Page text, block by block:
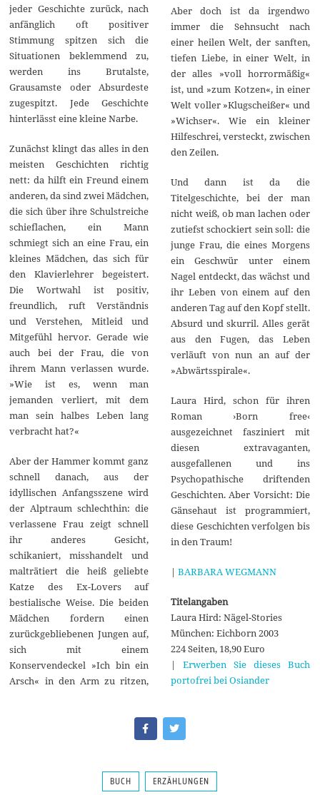
jeder Geschichte zurück, nach
anfänglich oft positiver
Stimmung spitzen sich die
Situationen beklemmend zu,
werden ins Brutalste,
Grausamste oder Absurdeste
zugespitzt. Jede Geschichte
hinterlässt eine kleine Narbe.
Zunächst klingt das alles in den
meisten Geschichten richtig
nett: da hilft ein Freund einem
anderen, da sind zwei Mädchen,
die sich über ihre Schulstreiche
schieflachen, ein Mann
schmiegt sich an eine Frau, ein
kleines Mädchen, das sich für
den Klavierlehrer begeistert.
Die Wortwahl ist positiv,
freundlich, ruft Verständnis
und Verstehen, Mitleid und
Mitgefühl hervor. Gerade wie
auch bei der Frau, die von
ihrem Mann verlassen wurde.
»Wie ist es, wenn man
jemanden verliert, mit dem
man sein halbes Leben lang
verbracht hat?«
Aber der Hammer kommt ganz
schnell danach, aus der
idyllischen Anfangsszene wird
der Alptraum schlechthin: die
verlassene Frau zeigt schnell
ihr anderes Gesicht,
schikaniert, misshandelt und
malträtiert die heiß geliebte
Katze des Ex-Lovers auf
bestialische Weise. Die beiden
Mädchen fordern einen
zurückgebliebenen Jungen auf,
sich mit einem
Konservendeckel »Ich bin ein
Arsch« in den Arm zu ritzen,
Aber doch ist da irgendwo
immer die Sehnsucht nach
einer heilen Welt, der sanften,
tiefen Liebe, in einer Welt, in
der alles »voll horrormäßig«
ist, und »zum Kotzen«, in einer
Welt voller »Klugscheißer« und
»Wichser«. Wie ein kleiner
Hilfeschrei, versteckt, zwischen
den Zeilen.
Und dann ist da die
Titelgeschichte, bei der man
nicht weiß, ob man lachen oder
zutiefst schockiert sein soll: die
junge Frau, die eines Morgens
ein Geschwür unter einem
Nagel entdeckt, das wächst und
ihr Leben von einem auf den
anderen Tag auf den Kopf stellt.
Absurd und skurril. Alles gerät
aus den Fugen, das Leben
verläuft von nun an auf der
»Abwärtsspirale«.
Laura Hird, schon für ihren
Roman ›Born free‹
ausgezeichnet fasziniert mit
diesen extravaganten,
ausgefallenen und ins
Psychopathische driftenden
Geschichten. Aber Vorsicht: Die
Gänsehaut ist programmiert,
diese Geschichten verfolgen bis
in den Traum!
| BARBARA WEGMANN
Titelangaben
Laura Hird: Nägel-Stories
München: Eichborn 2003
224 Seiten, 18,90 Euro
| Erwerben Sie dieses Buch
portofrei bei Osiander
BUCH ERZÄHLUNGEN